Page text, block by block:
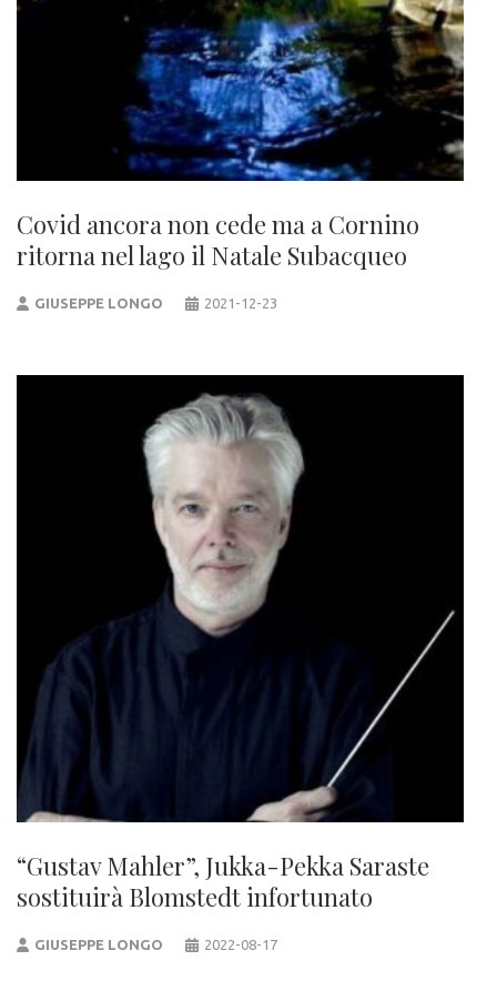
Covid ancora non cede ma a Cornino
ritorna nel lago il Natale Subacqueo
GIUSEPPE LONGO 2021-12-23
“Gustav Mahler”, Jukka-Pekka Saraste
sostituirà Blomstedt infortunato
GIUSEPPE LONGO 2022-08-17